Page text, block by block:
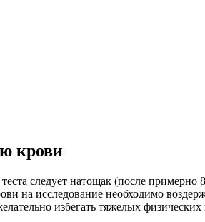
крови
следует натощак (после
на исследование необходимо
избегать тяжелых